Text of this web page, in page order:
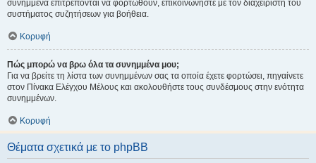
συνημμένα επιτρέπονται να φορτωθούν, επικοινωνήστε με τον διαχειριστή του
συστήματος συζητήσεων για βοήθεια.
Κορυφή
Πώς μπορώ να βρω όλα τα συνημμένα μου;
Για να βρείτε τη λίστα των συνημμένων σας τα οποία έχετε φορτώσει, πηγαίνετε
στον Πίνακα Ελέγχου Μέλους και ακολουθήστε τους συνδέσμους στην ενότητα
συνημμένων.
Κορυφή
Θέματα σχετικά με το phpBB